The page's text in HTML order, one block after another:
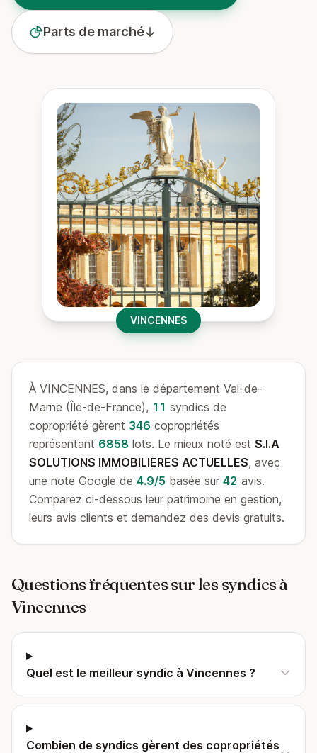
Parts de marché
VINCENNES
À VINCENNES, dans le département Val-de-
Marne (Île-de-France), 11 syndics de
copropriété gèrent 346 copropriétés
représentant 6858 lots. Le mieux noté est S.I.A
SOLUTIONS IMMOBILIERES ACTUELLES, avec
une note Google de 4.9/5 basée sur 42 avis.
Comparez ci-dessous leur patrimoine en gestion,
leurs avis clients et demandez des devis gratuits.
Questions fréquentes sur les syndics à
Vincennes
Quel est le meilleur syndic à Vincennes ?
Combien de syndics gèrent des copropriétés